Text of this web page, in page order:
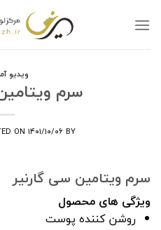
ویدیو
سرم
ON ۱۴۰۱/۱۰/۰۶BY
سرم ویتامین سی گارنیر
ویژگی های محصول
روشن کننده پوست